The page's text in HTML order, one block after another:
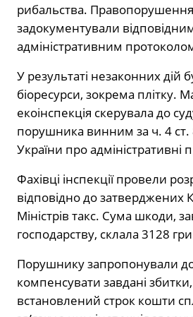
рибальства. Правопорушення
задокументували
адміністративним
У результаті незаконних дій
біоресурси, зокрема плітку.
екоінспекція скерувала до
порушника винним за ч. 4 ст.
України про
Фахівці інспекції провели
відповідно до затверджених
Міністрів такс. Сума шкоди,
господарству, склала 3128
Порушнику запропонували
компенсувати завдані
встановлений строк кошти